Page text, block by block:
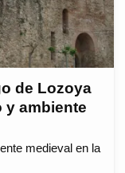
de Lozoya
y ambiente
medieval en la